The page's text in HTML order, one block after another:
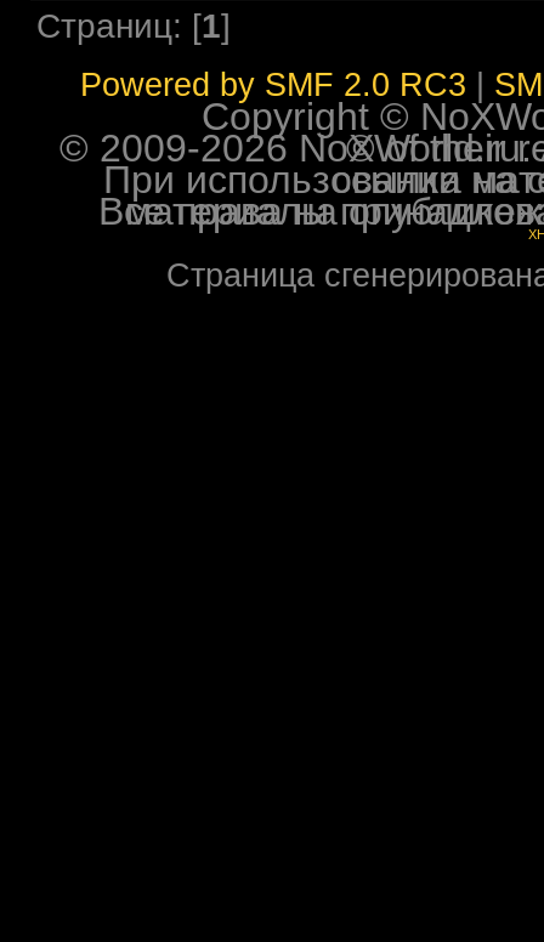
Страниц: [1]
Powered by SMF 2.0 RC3
Copyright ©
© 2009-2026 NoXWorld.ru. All
При использовании
Все права на опубликованные на форуме
Страница